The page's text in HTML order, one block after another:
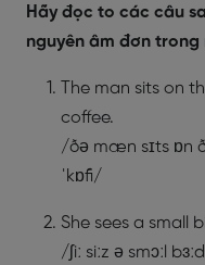
Hãy đọc to các câu
nguyên âm đơn trong
The man sits on
coffee.
/ðə mæn sɪts ɒn
ˈkɒfi/
She sees a small
/ʃiː siːz ə smɔːl